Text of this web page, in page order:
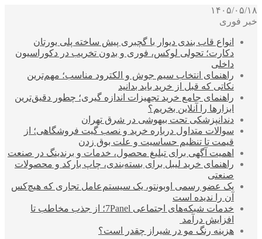
۱۴۰۵/۰۵/۱۸
خبر فوری
انواع قاب بندی دیوار با گچبری پیش ساخته پلی یورتان
دکارت؛ تحولی لوکس، فوری و بدون تخریب در دکوراسیون
داخلی
راهنمای انتخاب سیم جوش و الکترود مناسب؛ مهم‌ترین
نکاتی که قبل از خرید باید بدانید
راهنمای جامع خرید تجهیزات اندازه گیری؛ چطور دقیق‌ترین
ابزارها را آنلاین بخریم؟
دندانپزشکی تحت بیهوشی در شرق تهران
سوالات متداول درباره خرید و نصب گیت فروشگاهی؛ از
قیمت تا تنظیم حساسیت و علت بوق زدن
اهمیت آگهی برای تبلیغ محصول، خدمات و برندینگ در صنعت
راهنمای خرید لیبل برای بسته‌بندی، چاپ بارکد و محصولات
صنعتی
یک عضو رسمی اوبونتو، یک سیستم‌عامل تجاری که هیچ‌کس
آن را ندیده است
خدمات شبکه‌های اجتماعی 7Panel؛ از جذب مخاطب تا
افزایش درآمد
هزینه رنگ مو در شیراز چقدر است؟